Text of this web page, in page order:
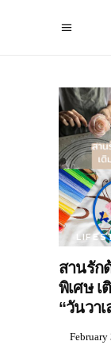
สานรัก
พิเศษ เ
“วันวา
February